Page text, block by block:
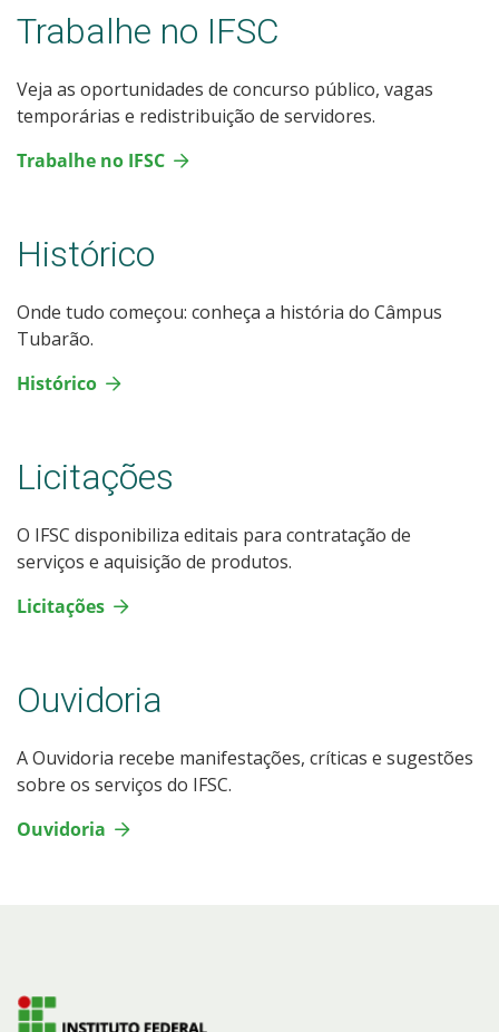
Trabalhe no IFSC
Veja as oportunidades de concurso público, vagas
temporárias e redistribuição de servidores.
Trabalhe no IFSC
Histórico
Onde tudo começou: conheça a história do Câmpus
Tubarão.
Histórico
Licitações
O IFSC disponibiliza editais para contratação de
serviços e aquisição de produtos.
Licitações
Ouvidoria
A Ouvidoria recebe manifestações, críticas e sugestões
sobre os serviços do IFSC.
Ouvidoria